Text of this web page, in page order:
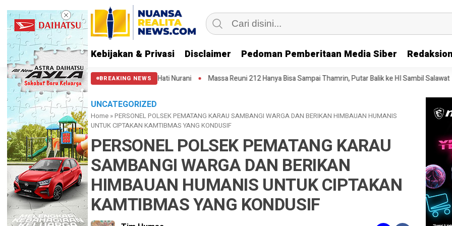
Kebijakan & Privasi Disclaimer Pedoman Pemberitaan Media Siber
BREAKING NEWS
Kuda: Semoga Aparat Punya Hati Nurani Massa Reuni 212 Hanya Bisa Sampai Thamrin, Putar Balik ke HI Sambil Salawat Prof Tjandra:
UNCATEGORIZED
Home »PERSONEL POLSEK PEMATANG KARAU SAMBANGI WARGA DAN BERIKAN HIMBAUAN HUMANIS
UNTUK CIPTAKAN KAMTIBMAS YANG KONDUSIF
PERSONEL POLSEK PEMATANG KARAU
SAMBANGI WARGA DAN BERIKAN
HIMBAUAN HUMANIS UNTUK CIPTAKAN
KAMTIBMAS YANG KONDUSIF